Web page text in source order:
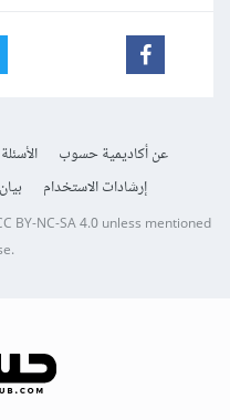
عن أكاديمية حسوب
إرشادات الاستخدام
CC BY-NC-SA 4.0unless mentioned